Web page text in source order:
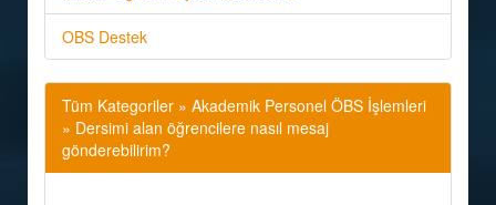
OBS Destek
Tüm Kategoriler » Akademik Personel ÖBS İşlemleri
» Dersimi alan öğrencilere nasıl mesaj
gönderebilirim?